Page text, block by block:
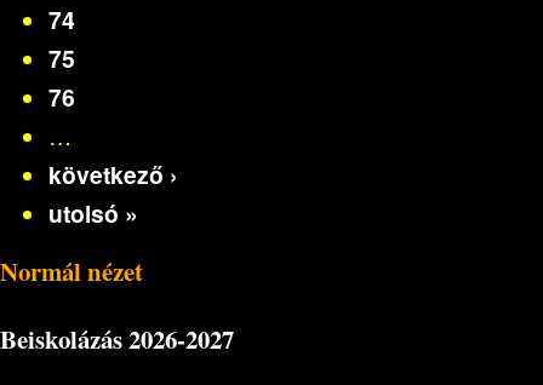
74
75
76
…
következő ›
utolsó »
Normál nézet
Beiskolázás2026-2027